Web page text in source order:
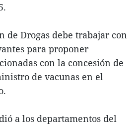
de Drogas debe trabajar con
para proponer
con la concesión de
de vacunas en el
a los departamentos del